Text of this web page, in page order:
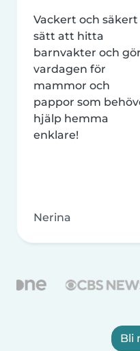
Vackert och säkert
sätt att hitta
barnvakter och
vardagen för
mammor och
pappor som
hjälp hemma
enklare!
Nerina
Bli